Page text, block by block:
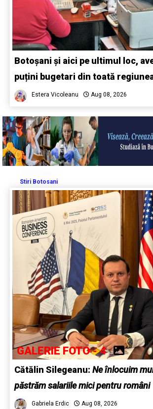
Botoșani și aici pe ultimul loc,
puțini bugetari din toată
Estera Vicoleanu Aug 08, 2026
Stiri Botosani
GALERIE FOTO - 4
Cătălin Silegeanu: Ne înlocuim
păstrăm salariile mici pentru români
Gabriela Erdic Aug 08, 2026